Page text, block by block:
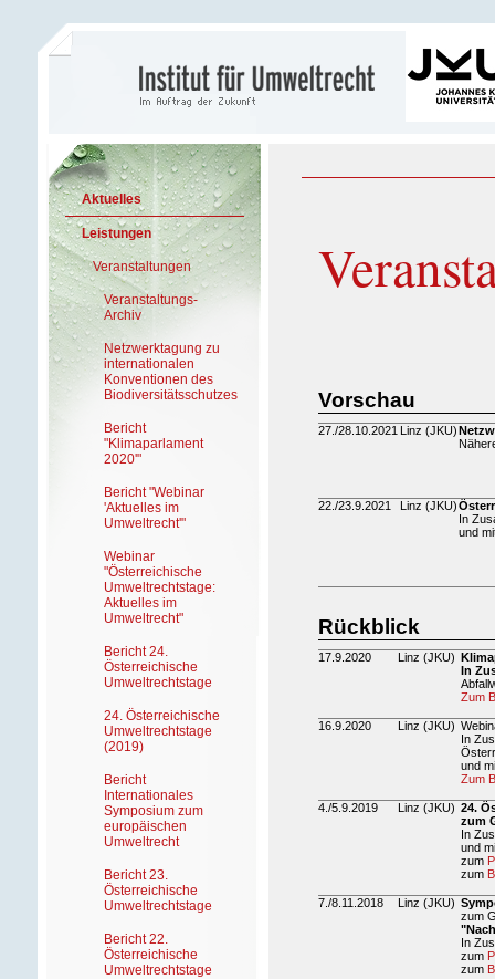
Vorschau
27./28.10.2021 Linz (JKU)
22./23.9.2021 Linz (JKU)
In
und
Rückblick
17.9.2020 Linz (JKU)
In
Zum
16.9.2020 Linz (JKU)
In
und
Zum
4./5.9.2019 Linz (JKU) 24.
zum
In
und
zum
zum
7./8.11.2018 Linz (JKU)
zum
In
zum
zum
Aktuelles
Leistungen
Veranstaltungen
Veranstaltungs-
Archiv
Netzwerktagung zu
internationalen
Konventionen des
Biodiversitätsschutzes
Bericht
"Klimaparlament
2020'"
Bericht "Webinar
'Aktuelles im
Umweltrecht'"
Webinar
"Österreichische
Umweltrechtstage:
Aktuelles im
Umweltrecht"
Bericht 24.
Österreichische
Umweltrechtstage
24. Österreichische
Umweltrechtstage
(2019)
Bericht
Internationales
Symposium zum
europäischen
Umweltrecht
Bericht 23.
Österreichische
Umweltrechtstage
Bericht 22.
Österreichische
Umweltrechtstage